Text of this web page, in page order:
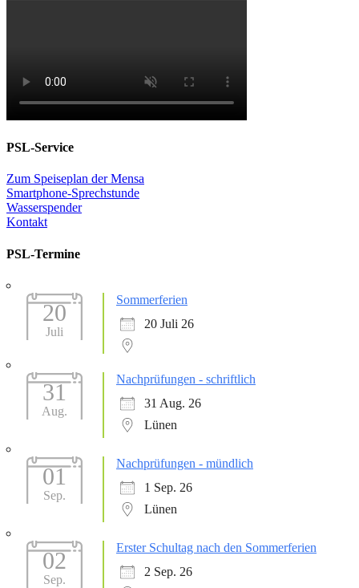
PSL-Service
Zum Speiseplan der Mensa
Smartphone-Sprechstunde
Wasserspender
Kontakt
PSL-Termine
20
Juli
Sommerferien
20 Juli 26
31
Aug.
Nachprüfungen - schriftlich
31 Aug. 26
Lünen
01
Sep.
Nachprüfungen - mündlich
1 Sep. 26
Lünen
02
Sep.
Erster Schultag nach den Sommerferien
2 Sep. 26